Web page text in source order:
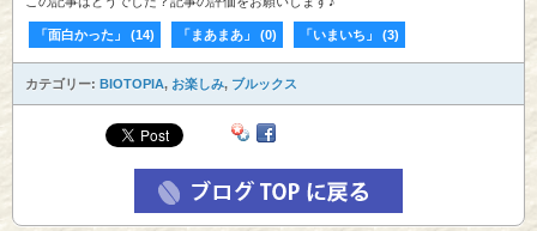
「面白かった」 (14) 「まあまあ」 (0) 「いまいち」 (3)
カテゴリー: BIOTOPIA, お楽しみ, ブルックス